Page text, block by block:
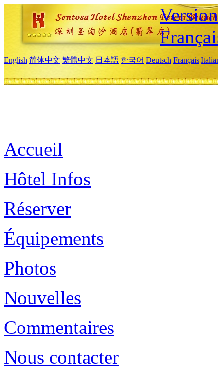
English 简体中文 繁體中文 日本語 한국어 Deutsch Français
Accueil
Hôtel Infos
Réserver
Équipements
Photos
Nouvelles
Commentaires
Nous contacter